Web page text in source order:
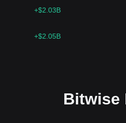
+$2.03B
+$2.05B